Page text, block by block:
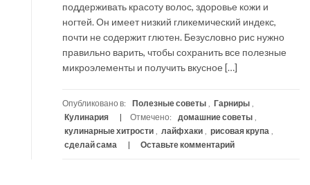
поддерживать красоту волос, здоровье кожи и
ногтей. Он имеет низкий гликемический индекс,
почти не содержит глютен. Безусловно рис нужно
правильно варить, чтобы сохранить все полезные
микроэлементы и получить вкусное […]
Опубликовано в: Полезные советы , Гарниры ,
Кулинария
Отмечено: домашние советы ,
кулинарные хитрости , лайфхаки , рисовая крупа ,
сделай сама
Оставьте комментарий